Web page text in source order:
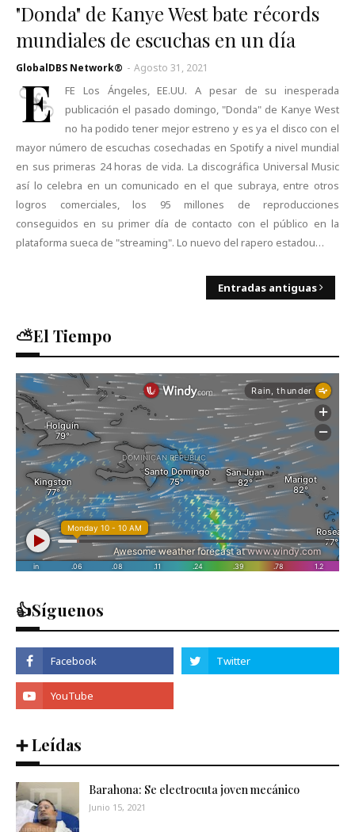
"Donda" de Kanye West bate récords
mundiales de escuchas en un día
GlobalDBS Network® - Agosto 31, 2021
E
FE Los Ángeles, EE.UU. A pesar de su inesperada
publicación el pasado domingo, "Donda" de Kanye West
no ha podido tener mejor estreno y es ya el disco con el
mayor número de escuchas cosechadas en Spotify a nivel mundial
en sus primeras 24 horas de vida. La discográfica Universal Music
así lo celebra en un comunicado en el que subraya, entre otros
logros comerciales, los 95 millones de reproducciones
conseguidos en su primer día de contacto con el público en la
plataforma sueca de "streaming". Lo nuevo del rapero estadou…
Entradas antiguas
⛅El Tiempo
👍Síguenos
➕ Leídas
Barahona: Se electrocuta joven mecánico
Junio 15, 2021